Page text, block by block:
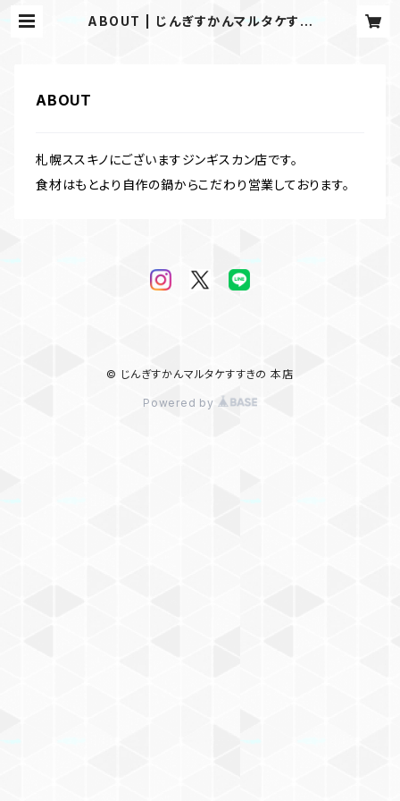
ABOUT | じんぎすかんマルタケすす
ABOUT
札幌ススキノにございますジンギスカン店です。
食材はもとより自作の鍋からこだわり営業しております。
© じんぎすかんマルタケすすきの 本店
Powered by